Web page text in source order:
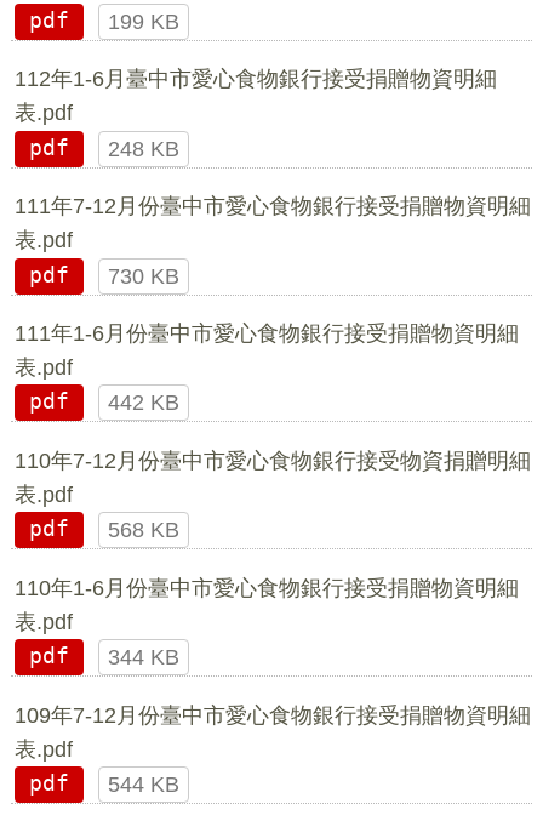
pdf
199 KB
112年1-6月臺中市愛心食物銀行接受捐贈物資明細
表.pdf
pdf
248 KB
111年7-12月份臺中市愛心食物銀行接受捐贈物資明細
表.pdf
pdf
730 KB
111年1-6月份臺中市愛心食物銀行接受捐贈物資明細
表.pdf
pdf
442 KB
110年7-12月份臺中市愛心食物銀行接受物資捐贈明細
表.pdf
pdf
568 KB
110年1-6月份臺中市愛心食物銀行接受捐贈物資明細
表.pdf
pdf
344 KB
109年7-12月份臺中市愛心食物銀行接受捐贈物資明細
表.pdf
pdf
544 KB